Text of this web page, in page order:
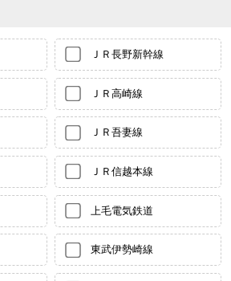
ＪＲ長野新幹線
ＪＲ高崎線
ＪＲ吾妻線
ＪＲ信越本線
上毛電気鉄道
東武伊勢崎線